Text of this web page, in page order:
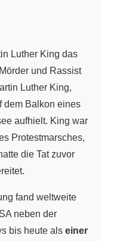
Luther King das
und Rassist
Luther King,
dem Balkon eines
aufhielt. King war
Protestmarsches,
die Tat zuvor
fand weltweite
neben der
bis heute als einer